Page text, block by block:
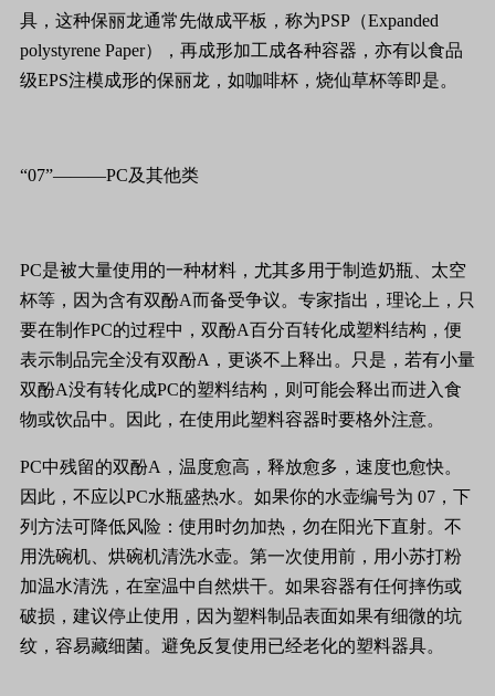
具，这种保丽龙通常先做成平板，称为PSP（Expanded
polystyrene Paper），再成形加工成各种容器，亦有以食品
级EPS注模成形的保丽龙，如咖啡杯，烧仙草杯等即是。
“07”———PC及其他类
PC是被大量使用的一种材料，尤其多用于制造奶瓶、太空
杯等，因为含有双酚A而备受争议。专家指出，理论上，只
要在制作PC的过程中，双酚A百分百转化成塑料结构，便
表示制品完全没有双酚A，更谈不上释出。只是，若有小量
双酚A没有转化成PC的塑料结构，则可能会释出而进入食
物或饮品中。因此，在使用此塑料容器时要格外注意。
PC中残留的双酚A，温度愈高，释放愈多，速度也愈快。
因此，不应以PC水瓶盛热水。如果你的水壶编号为 07，下
列方法可降低风险：使用时勿加热，勿在阳光下直射。不
用洗碗机、烘碗机清洗水壶。第一次使用前，用小苏打粉
加温水清洗，在室温中自然烘干。如果容器有任何摔伤或
破损，建议停止使用，因为塑料制品表面如果有细微的坑
纹，容易藏细菌。避免反复使用已经老化的塑料器具。